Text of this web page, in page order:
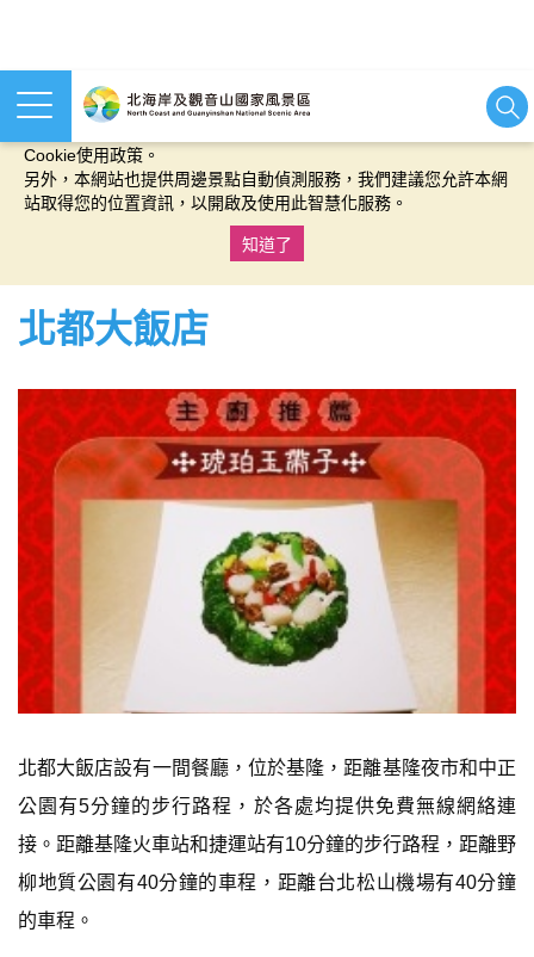
本網站使用cookies等相關技術以持續優化網站服務，並有助於為
Cookie使用政策。
另外，本網站也提供周邊景點自動偵測服務，我們建議您允許本網
站取得您的位置資訊，以開啟及使用此智慧化服務。
知道了
北都大飯店
北都大飯店設有一間餐廳，位於基隆，距離基隆夜市和中正
公園有5分鐘的步行路程，於各處均提供免費無線網絡連
接。距離基隆火車站和捷運站有10分鐘的步行路程，距離野
柳地質公園有40分鐘的車程，距離台北松山機場有40分鐘
的車程。